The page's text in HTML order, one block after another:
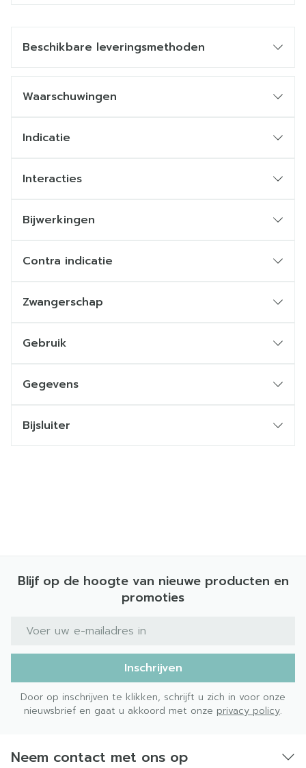
Beschikbare leveringsmethoden
Waarschuwingen
Indicatie
Interacties
Bijwerkingen
Contra indicatie
Zwangerschap
Gebruik
Gegevens
Bijsluiter
Blijf op de hoogte van nieuwe producten en
promoties
E-mail adres
Inschrijven
Door op inschrijven te klikken, schrijft u zich in voor onze
nieuwsbrief en gaat u akkoord met onze privacy policy.
Neem contact met ons op